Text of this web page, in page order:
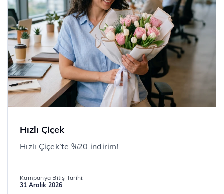
Hızlı Çiçek
Hızlı Çiçek’te %20 indirim!
Kampanya Bitiş Tarihi:
31 Aralık 2026